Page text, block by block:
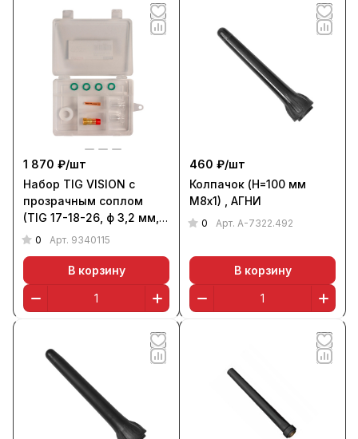
1 870 ₽/шт
Набор TIG VISION с
прозрачным соплом
(TIG 17-18-26, ф 3,2 мм, 9
шт., в кейсе), Aurora
0 Арт. 9340115
В корзину
460 ₽/шт
Колпачок (Н=100 мм
М8х1) , АГНИ
0 Арт. А-7322.492
В корзину